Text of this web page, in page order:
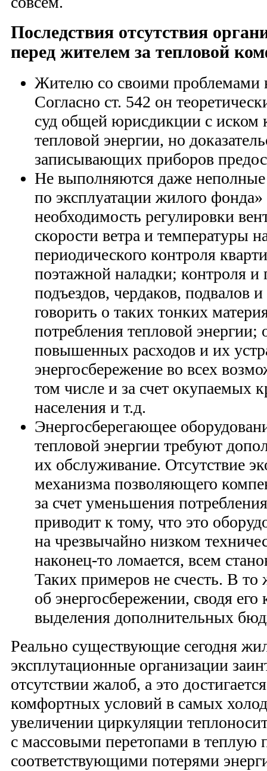
Последствия отсутствия
перед жителем за тепловой
Жителю со своими проблемами
Согласно ст. 542 он
суд общей юрисдикции с иском
тепловой энергии, но
записывающих приборов
Не выполняются даже
по эксплуатации жилого
необходимость регулировки
скорости ветра и температуры
периодического контроля
поэтажной наладки; контроля и
подъездов, чердаков, подвалов
говорить о таких тонких
потребления тепловой энергии;
повышенных расходов и их
энергосбережение во всех
том числе и за счет окупаемых
населения и т.д.
Энергосберегающее
тепловой энергии требуют
их обслуживание. Отсутствие
механизма позволяющего
за счет уменьшения
приводит к тому, что это
на чрезвычайно низком
наконец-то ломается, всем
Таких примеров не счесть. В то
об энергосбережении, сводя
выделения дополнительных
Реально существующие сегодня
эксплутационные организации
отсутствии жалоб, а это
комфортных условий в самых
увеличении циркуляции
с массовыми перетопами в теплую
соответствующими потерями